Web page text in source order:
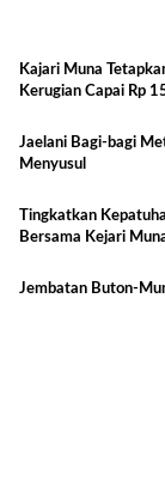
Kajari Muna
Kerugian Capai Rp
Jaelani Bagi-bagi
Menyusul
Tingkatkan
Bersama Kejari